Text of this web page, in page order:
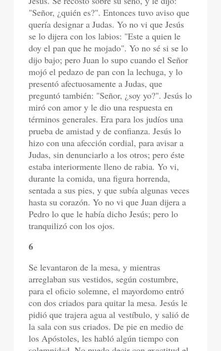
"Señor, ¿quién es?". Entonces tuvo aviso que
quería designar a Judas. Yo no vi que Jesús
se lo dijera con los labios: "Este a quien le
doy el pan que he mojado". Yo no sé si se lo
dijo bajo; pero Juan lo supo cuando el Señor
mojó el pedazo de pan con la lechuga, y lo
presentó afectuosamente a Judas, que
preguntó también: "Señor, ¿soy yo?". Jesús lo
miró con amor y le dio una respuesta en
términos generales. Era para los judíos una
prueba de amistad y de confianza. Jesús lo
hizo con una afección cordial, para avisar a
Judas, sin denunciarlo a los otros; pero éste
estaba interiormente lleno de rabia. Yo vi,
durante la comida, una figura horrenda,
sentada a sus pies, y que subía algunas veces
hasta su corazón. Yo no vi que Juan dijera a
Pedro lo que le había dicho Jesús; pero lo
tranquilizó con los ojos.
6
Se levantaron de la mesa, y mientras
arreglaban sus vestidos, según costumbre,
para el oficio solemne, el mayordomo entró
con dos criados para quitar la mesa. Jesús le
pidió que trajera agua al vestíbulo, y salió de
la sala con sus criados. De pie en medio de
los Apóstoles, les habló algún tiempo con